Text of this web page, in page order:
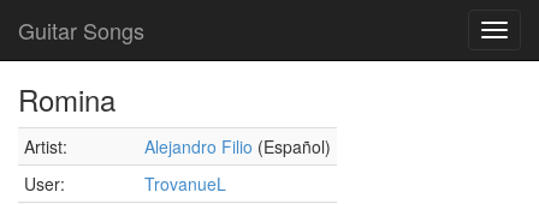
Guitar Songs
Romina
Artist: Alejandro Filio (Español)
User:
TrovanueL